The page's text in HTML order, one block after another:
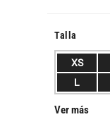
Talla
XS
L
Ver más